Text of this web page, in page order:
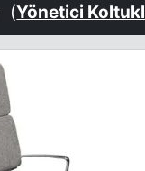
(Yönetici